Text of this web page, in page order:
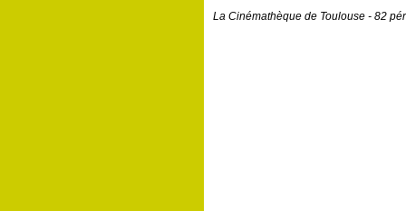
La Cinémathèque de Toulouse - 82